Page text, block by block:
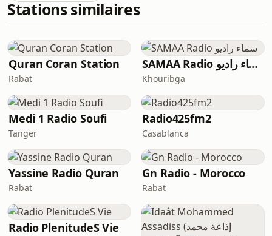
Stations similaires
Quran Coran Station
Rabat
SAMAA Radio سماء راديو
Khouribga
Medi 1 Radio Soufi
Tanger
Radio425fm2
Casablanca
Yassine Radio Quran
Rabat
Gn Radio - Morocco
Rabat
Radio PlenitudeS Vie